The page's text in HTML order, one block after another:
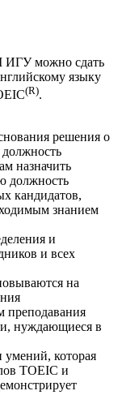
можно сдать
языку
(R).
решения о
назначить
должность
кандидатов,
знанием
и
и всех
на
преподавания
нуждающиеся в
умений, которая
TOEIC и